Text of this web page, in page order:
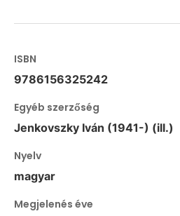
ISBN
9786156325242
Egyéb szerzőség
Jenkovszky Iván (1941-) (ill.)
Nyelv
magyar
Megjelenés éve